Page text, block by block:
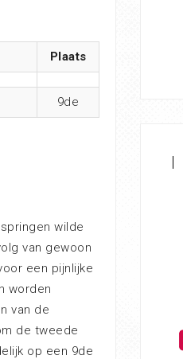
Plaats
9de
wilde
van gewoon
een pijnlijke
worden
van de
de tweede
op een 9de